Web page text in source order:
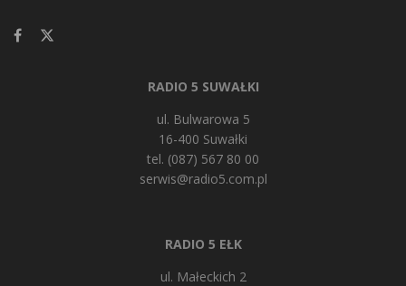
RADIO 5 SUWAŁKI
ul. Bulwarowa 5
16-400 Suwałki
tel. (087) 567 80 00
serwis@radio5.com.pl
RADIO 5 EŁK
ul. Małeckich 2